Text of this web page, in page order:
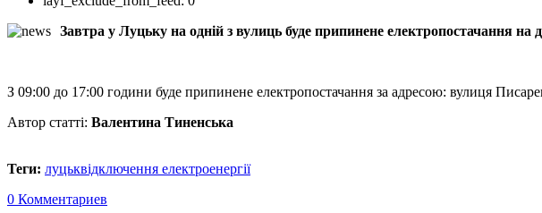
Завтра у Луцьку на одній з вулиць буде припинене електропостачання
З 09:00 до 17:00 години буде припинене електропостачання за адресою: вулиця
Автор статті: Валентина Тиненська
Теги: луцьквідключення електроенергії
0 Комментариев